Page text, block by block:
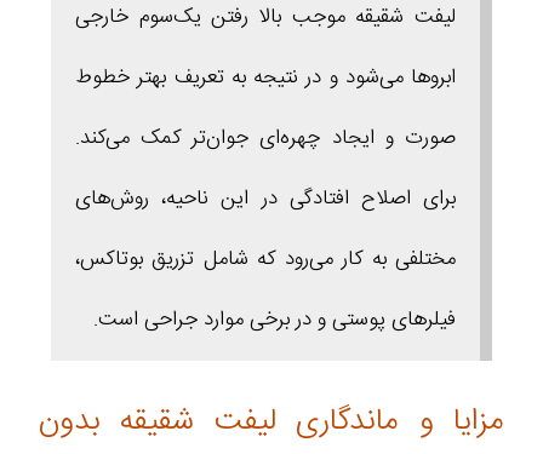
لیفت شقیقه موجب بالا رفتن یک‌سوم خارجی
ابروها می‌شود و در نتیجه به تعریف بهتر خطوط
صورت و ایجاد چهره‌ای جوان‌تر کمک می‌کند.
برای اصلاح افتادگی در این ناحیه، روش‌های
مختلفی به کار می‌رود که شامل تزریق بوتاکس،
فیلرهای پوستی و در برخی موارد جراحی است.
مزایا و ماندگاری لیفت شقیقه بدون